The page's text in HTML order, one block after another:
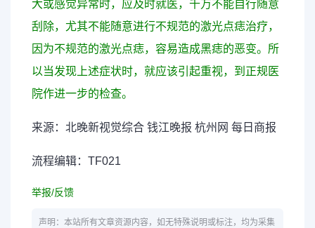
大或感觉异常时，应及时就医，千万不能自行随意
刮除，尤其不能随意进行不规范的激光点痣治疗，
因为不规范的激光点痣，容易造成黑痣的恶变。所
以当发现上述症状时，就应该引起重视，到正规医
院作进一步的检查。
来源：北晚新视觉综合 钱江晚报 杭州网 每日商报
流程编辑：TF021
举报/反馈
声明：本站所有文章资源内容，如无特殊说明或标注，均为采集